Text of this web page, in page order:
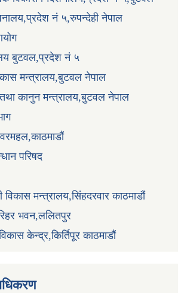
नं ५,रुपन्देही नेपाल
बुटवल,प्रदेश नं ५
मन्त्रालय,बुटवल नेपाल
कानुन मन्त्रालय,बुटवल नेपाल
परिषद
मन्त्रालय,सिंहदरवार काठमाडौं
भवन,ललितपुर
केन्द्र,किर्तिपूर काठमाडौं